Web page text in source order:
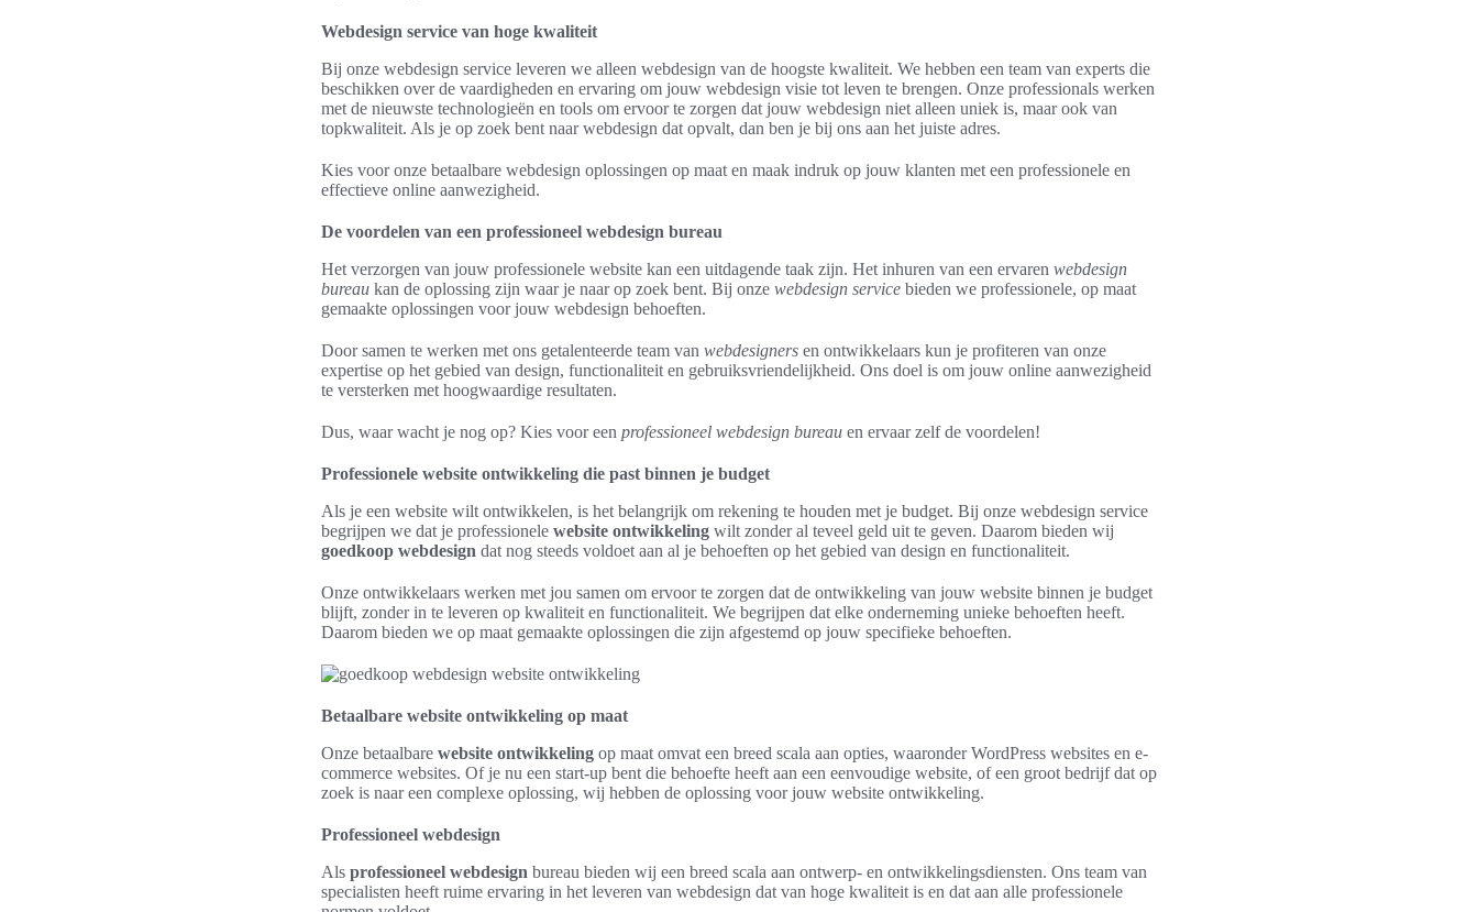
Webdesign service van hoge kwaliteit
Bij onze webdesign service leveren we alleen webdesign van de hoogste kwaliteit. We hebben een team van experts die
beschikken over de vaardigheden en ervaring om jouw webdesign visie tot leven te brengen. Onze professionals werken
met de nieuwste technologieën en tools om ervoor te zorgen dat jouw webdesign niet alleen uniek is, maar ook van
topkwaliteit. Als je op zoek bent naar webdesign dat opvalt, dan ben je bij ons aan het juiste adres.
Kies voor onze betaalbare webdesign oplossingen op maat en maak indruk op jouw klanten met een professionele en
effectieve online aanwezigheid.
De voordelen van een professioneel webdesign bureau
Het verzorgen van jouw professionele website kan een uitdagende taak zijn. Het inhuren van een ervaren webdesign
bureau kan de oplossing zijn waar je naar op zoek bent. Bij onze webdesign service bieden we professionele, op maat
gemaakte oplossingen voor jouw webdesign behoeften.
Door samen te werken met ons getalenteerde team van webdesigners en ontwikkelaars kun je profiteren van onze
expertise op het gebied van design, functionaliteit en gebruiksvriendelijkheid. Ons doel is om jouw online aanwezigheid
te versterken met hoogwaardige resultaten.
Dus, waar wacht je nog op? Kies voor een professioneel webdesign bureau en ervaar zelf de voordelen!
Professionele website ontwikkeling die past binnen je budget
Als je een website wilt ontwikkelen, is het belangrijk om rekening te houden met je budget. Bij onze webdesign service
begrijpen we dat je professionele website ontwikkeling wilt zonder al teveel geld uit te geven. Daarom bieden wij
goedkoop webdesign dat nog steeds voldoet aan al je behoeften op het gebied van design en functionaliteit.
Onze ontwikkelaars werken met jou samen om ervoor te zorgen dat de ontwikkeling van jouw website binnen je budget
blijft, zonder in te leveren op kwaliteit en functionaliteit. We begrijpen dat elke onderneming unieke behoeften heeft.
Daarom bieden we op maat gemaakte oplossingen die zijn afgestemd op jouw specifieke behoeften.
Betaalbare website ontwikkeling op maat
Onze betaalbare website ontwikkeling op maat omvat een breed scala aan opties, waaronder WordPress websites en e-
commerce websites. Of je nu een start-up bent die behoefte heeft aan een eenvoudige website, of een groot bedrijf dat op
zoek is naar een complexe oplossing, wij hebben de oplossing voor jouw website ontwikkeling.
Professioneel webdesign
Als professioneel webdesign bureau bieden wij een breed scala aan ontwerp- en ontwikkelingsdiensten. Ons team van
specialisten heeft ruime ervaring in het leveren van webdesign dat van hoge kwaliteit is en dat aan alle professionele